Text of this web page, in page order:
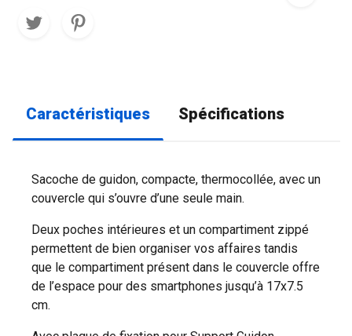
Caractéristiques Spécifications
Sacoche de guidon, compacte, thermocollée, avec un
couvercle qui s’ouvre d’une seule main.
Deux poches intérieures et un compartiment zippé
permettent de bien organiser vos affaires tandis
que le compartiment présent dans le couvercle offre
de l’espace pour des smartphones jusqu’à 17x7.5
cm.